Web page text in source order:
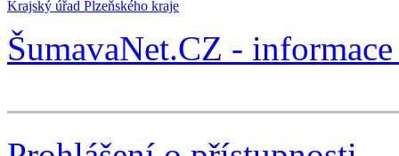
Krajský úřad Plzeňského kraje
ŠumavaNet.CZ -